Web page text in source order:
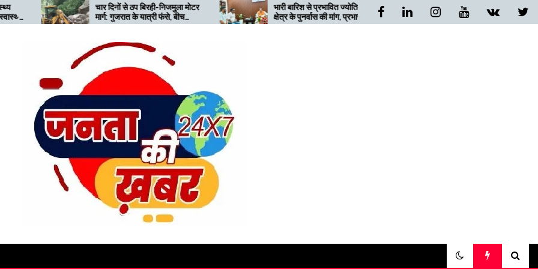
चार दिनों से ठप बिरही-निजमुला मोटर
मार्ग: गुजरात के यात्री फंसे, बीच
सड़क खराब खड़ी जेसीबी से बढ़ी
भारी बारिश से प्रभावित ज्योतिर्मठ
क्षेत्र के पुनर्वास की मांग, प्रभारी मंत्री
को सौंपा ज्ञापन
बदरीनाथ जा रहे गुजरात के चार यात्री
निजमुला घाटी में फंसे, ग्रामीणों ने दिया
सहारा